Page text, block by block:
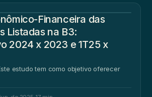
Financeira das
Listadas na B3:
2024 x 2023 e 1T25 x
estudo tem como objetivo oferecer